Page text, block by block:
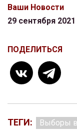
Ваши Новости
29 сентября 2021
ПОДЕЛИТЬСЯ
ТЕГИ: Выборы